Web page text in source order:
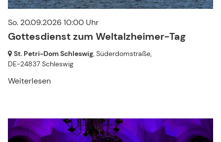
So. 20.09.2026 10:00 Uhr
Gottesdienst zum Weltalzheimer-Tag
St. Petri-Dom Schleswig, Süderdomstraße,
DE-24837 Schleswig
Weiterlesen